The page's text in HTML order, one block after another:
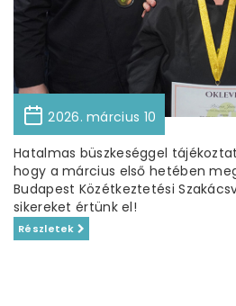
2026. március 10
Hatalmas büszkeséggel
hogy a március első hetében
Budapest Közétkeztetési
sikereket értünk el!
Részletek